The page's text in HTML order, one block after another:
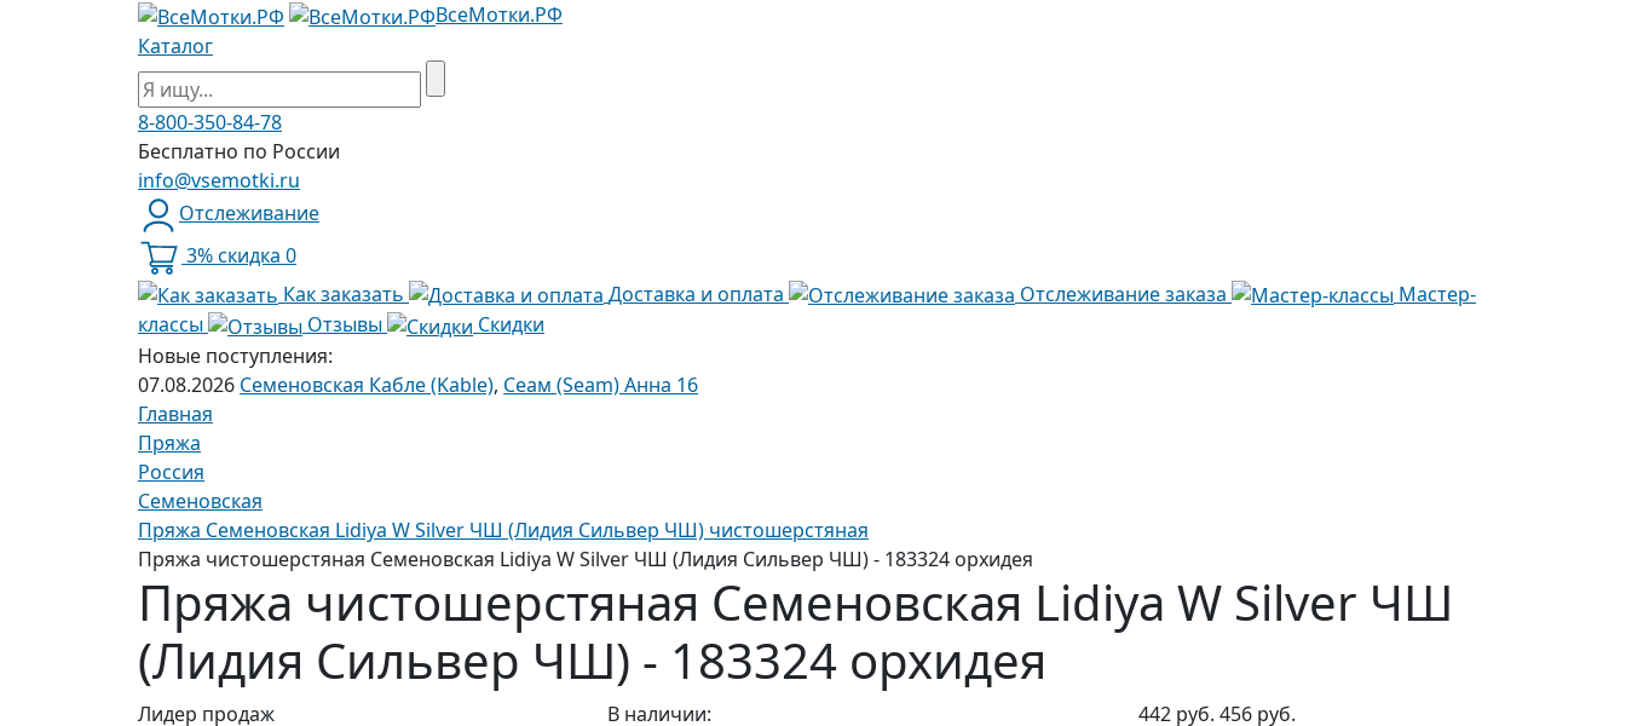
ВсеМотки.РФ
Каталог
8-800-350-84-78
Бесплатно по России
info@vsemotki.ru
Отслеживание
3% скидка 0
Как заказать
Доставка и оплата Отслеживание заказа
Мастер-
классы
Отзывы
Скидки
Новые поступления:
07.08.2026 Семеновская Кабле (Kable), Сеам (Seam) Анна 16
Главная
Пряжа
Россия
Семеновская
Пряжа Семеновская Lidiya W Silver ЧШ (Лидия Сильвер ЧШ) чистошерстяная
Пряжа чистошерстяная Семеновская Lidiya W Silver ЧШ (Лидия Сильвер ЧШ) - 183324 орхидея
Пряжа чистошерстяная Семеновская Lidiya W Silver ЧШ
(Лидия Сильвер ЧШ) - 183324 орхидея
Лидер продаж
В наличии:
442 руб. 456 руб.